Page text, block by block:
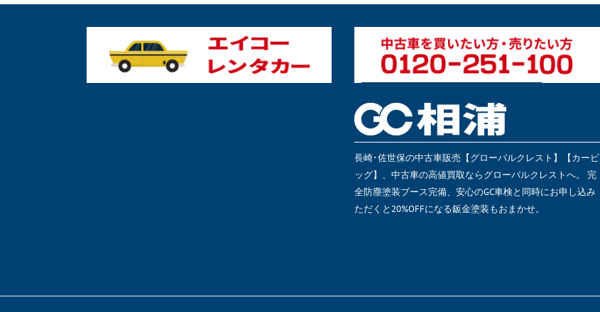
長崎･佐世保の中古車販売【グローバルクレスト】【カービ
ッグ】、中古車の高値買取ならグローバルクレストへ。 完
全防塵塗装ブース完備、安心のGC車検と同時にお申し込み
ただくと20%OFFになる鈑金塗装もおまかせ。